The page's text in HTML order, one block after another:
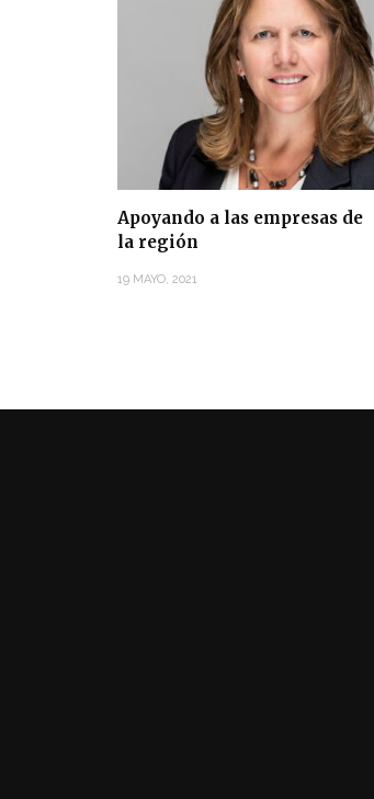
Apoyando a las empresas de
la región
19 MAYO, 2021